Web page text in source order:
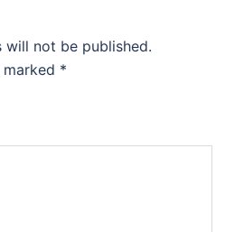
will not be published.
*